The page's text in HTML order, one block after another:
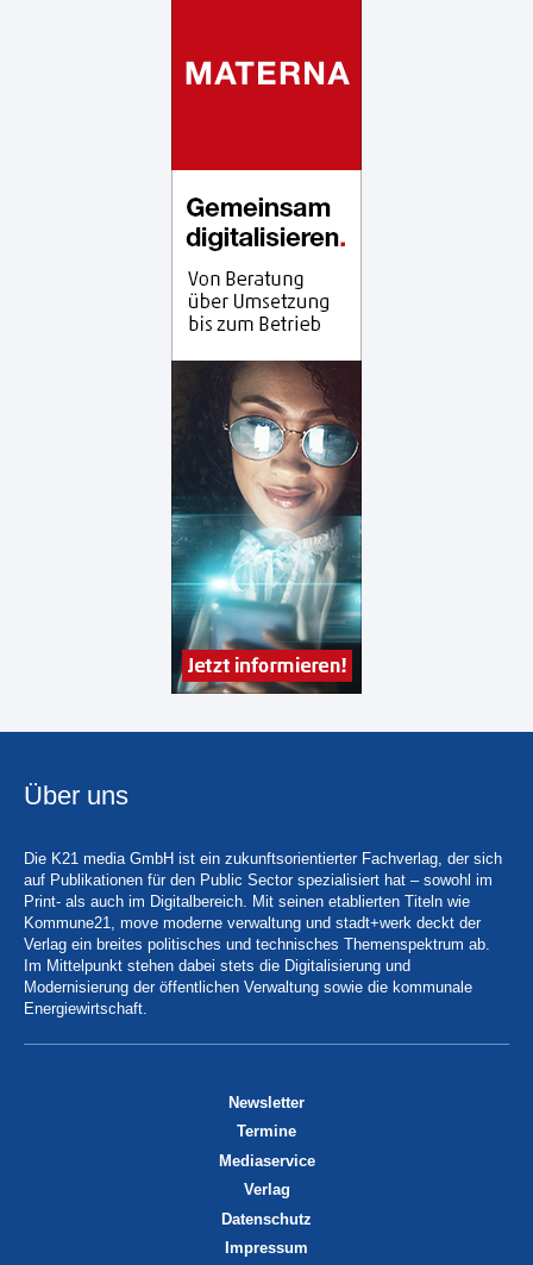
Über uns
Die K21 media GmbH ist ein zukunftsorientierter Fachverlag, der sich
auf Publikationen für den Public Sector spezialisiert hat – sowohl im
Print- als auch im Digitalbereich. Mit seinen etablierten Titeln wie
Kommune21, move moderne verwaltung und stadt+werk deckt der
Verlag ein breites politisches und technisches Themenspektrum ab.
Im Mittelpunkt stehen dabei stets die Digitalisierung und
Modernisierung der öffentlichen Verwaltung sowie die kommunale
Energiewirtschaft.
Newsletter
Termine
Mediaservice
Verlag
Datenschutz
Impressum